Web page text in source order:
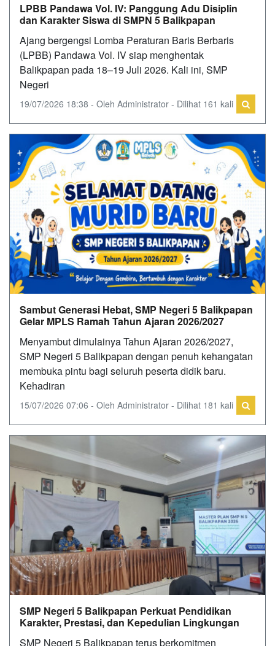
LPBB Pandawa Vol. IV: Panggung Adu Disiplin
dan Karakter Siswa di SMPN 5 Balikpapan
‎Ajang bergengsi Lomba Peraturan Baris Berbaris
(LPBB) Pandawa Vol. IV siap menghentak
Balikpapan pada 18–19 Juli 2026. Kali ini, SMP
Negeri
19/07/2026 18:38 - Oleh Administrator - Dilihat 161 kali
Sambut Generasi Hebat, SMP Negeri 5 Balikpapan
Gelar MPLS Ramah Tahun Ajaran 2026/2027
Menyambut dimulainya Tahun Ajaran 2026/2027,
SMP Negeri 5 Balikpapan dengan penuh kehangatan
membuka pintu bagi seluruh peserta didik baru.
Kehadiran
15/07/2026 07:06 - Oleh Administrator - Dilihat 181 kali
SMP Negeri 5 Balikpapan Perkuat Pendidikan
Karakter, Prestasi, dan Kepedulian Lingkungan
SMP Negeri 5 Balikpapan terus berkomitmen